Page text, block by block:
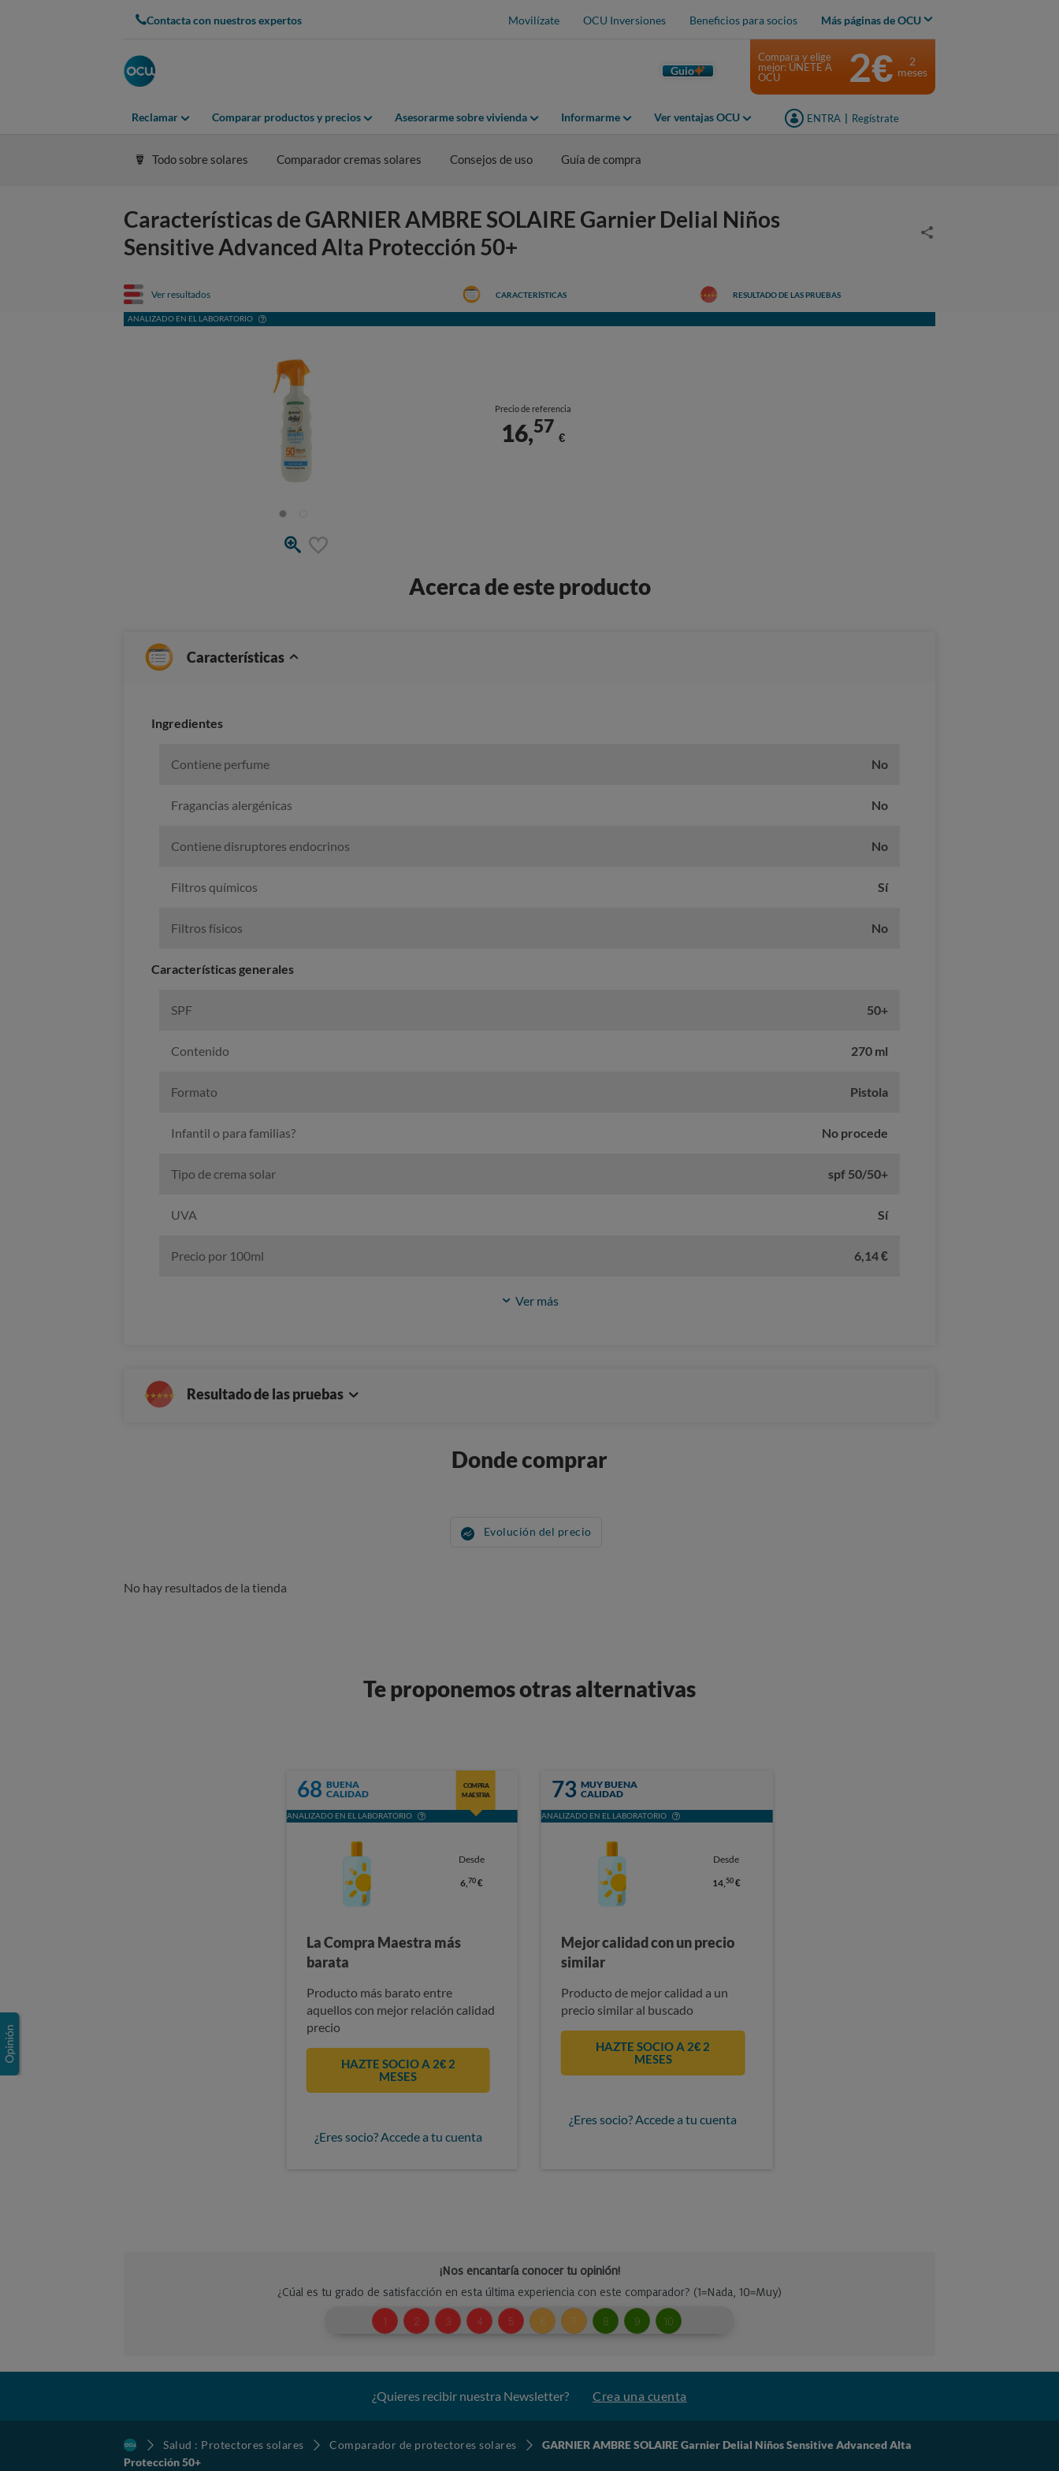
Contacta con nuestros expertos Movilízate OCU Inversiones Beneficios para socios Más páginas de OCU
Guio
Reclamar Comparar productos y precios Asesorarme sobre vivienda Informarme Ver ventajas OCU ENTRA Regístrate
Compara y elige
mejor: ÚNETE A
OCU
2€
2
meses
Todo sobre solares Comparador cremas solares Consejos de uso Guía de compra
Características de GARNIER AMBRE SOLAIRE Garnier Delial Niños
Sensitive Advanced Alta Protección 50+
Ver resultados
ANALIZADO EN EL LABORATORIO
CARACTERÍSTICAS RESULTADO DE LAS PRUEBAS
Precio de referencia
16,57
€
Acerca de este producto
Características
Ingredientes
Contiene perfume No
Fragancias alergénicas No
Contiene disruptores endocrinos No
Filtros químicos Sí
Filtros físicos No
Características generales
SPF 50+
Contenido 270 ml
Formato Pistola
Infantil o para familias? No procede
Tipo de crema solar spf 50/50+
UVA Sí
Precio por 100ml 6,14 €
Ver más
Resultado de las pruebas
Donde comprar
Evolución del precio
No hay resultados de la tienda
Te proponemos otras alternativas
68 BUENA
CALIDAD
COMPRA
MAESTRA
ANALIZADO EN EL LABORATORIO
Desde
6,70€
La Compra Maestra más
barata
Producto más barato entre
aquellos con mejor relación calidad
precio
HAZTE SOCIO A 2€ 2
MESES
¿Eres socio? Accede a tu cuenta
73 MUY BUENA
CALIDAD
ANALIZADO EN EL LABORATORIO
Desde
14,50 €
Mejor calidad con un precio
similar
Producto de mejor calidad a un
precio similar al buscado
HAZTE SOCIO A 2€ 2
MESES
¿Eres socio? Accede a tu cuenta
¿Quieres recibir nuestra Newsletter? Crea una cuenta
Salud : Protectores solares Comparador de protectores solares
GARNIER AMBRE SOLAIRE Garnier Delial Niños Sensitive Advanced Alta
Protección 50+